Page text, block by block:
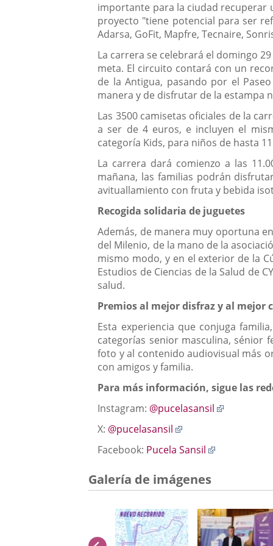
importante para la ciudad recuperar
proyecto "tiene potencial para ser
Adarsa, GoFit, Mapfre, Tecnaire,
La carrera se celebrará el domingo
meta. El circuito contará con un
de la Antigua, pasando por el
manera y de disfrutar de la estampa
Las 3500 camisetas oficiales de la
a ser de 4 euros, e incluyen el
categoría Kids, para niños de hasta
La carrera dará comienzo a las
mañana, las familias podrán
avituallamiento con fruta y bebida
Recogida solidaria de juguetes
Además, de manera muy oportuna
del Milenio, de la mano de la
mismo modo, y en el exterior de la
Estudios de Ciencias de la Salud de
salud.
Premios al mejor disfraz y al mejor
Esta experiencia que conjuga
categorías senior masculina, sénior
foto y al contenido audiovisual más
con amigos y familia.
Para más información, sigue las
Instagram: @pucelasansil
X: @pucelasansil
una
externa.
Facebook: Pucela Sansil
aplicación
Galería de imágenes